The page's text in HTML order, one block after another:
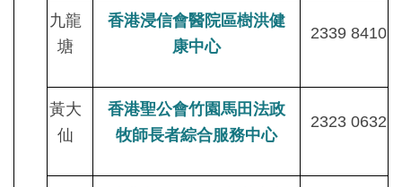
九龍
塘
香港浸信會醫院區樹洪健
康中心
2339 8410
黃大
仙
香港聖公會竹園馬田法政
牧師長者綜合服務中心
2323 0632